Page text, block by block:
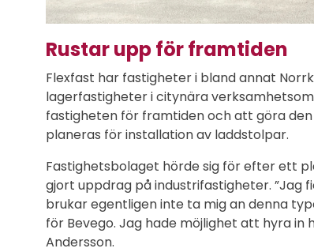
Rustar upp för framtiden
Flexfast har fastigheter i bland annat
lagerfastigheter i citynära
fastigheten för framtiden och att göra
planeras för installation av laddstolpar.
Fastighetsbolaget hörde sig för efter ett
gjort uppdrag på industrifastigheter. ”Jag
brukar egentligen inte ta mig an denna
för Bevego. Jag hade möjlighet att hyra
Andersson.